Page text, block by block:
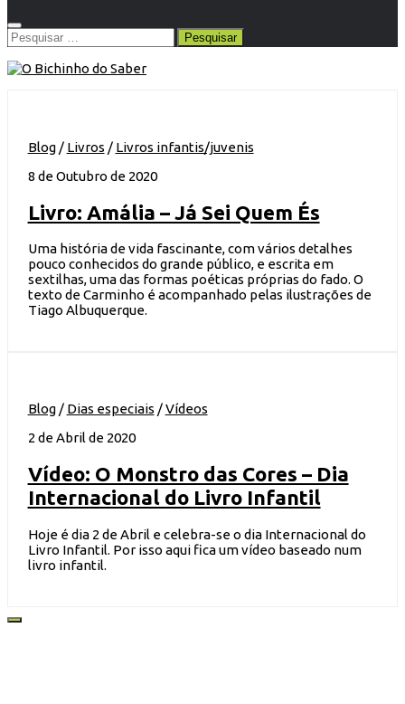
Pesquisar
por:
Blog/ Livros / Livros infantis/juvenis
8 de Outubro de 2020
Livro: Amália – Já Sei Quem És
Uma história de vida fascinante, com vários detalhes
pouco conhecidos do grande público, e escrita em
sextilhas, uma das formas poéticas próprias do fado. O
texto de Carminho é acompanhado pelas ilustrações de
Tiago Albuquerque.
Blog/ Dias especiais /Vídeos
2 de Abril de 2020
Vídeo: O Monstro das Cores – Dia
Internacional do Livro Infantil
Hoje é dia 2 de Abril e celebra-se o dia Internacional do
Livro Infantil. Por isso aqui fica um vídeo baseado num
livro infantil.